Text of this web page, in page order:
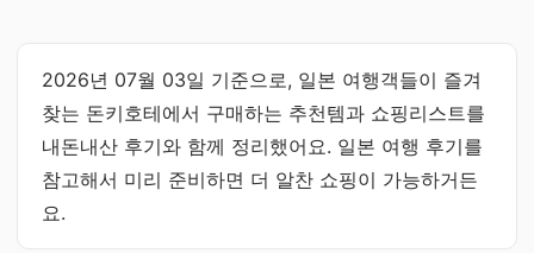
2026년 07월 03일 기준으로, 일본 여행객들이 즐겨
찾는 돈키호테에서 구매하는 추천템과 쇼핑리스트를
내돈내산 후기와 함께 정리했어요. 일본 여행 후기를
참고해서 미리 준비하면 더 알찬 쇼핑이 가능하거든
요.